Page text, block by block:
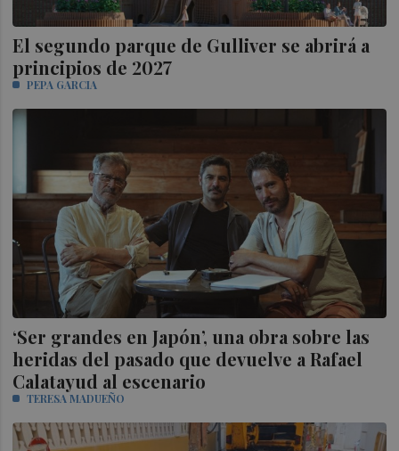
El segundo parque de Gulliver se abrirá a
principios de 2027
PEPA GARCIA
‘Ser grandes en Japón’, una obra sobre las
heridas del pasado que devuelve a Rafael
Calatayud al escenario
TERESA MADUEÑO